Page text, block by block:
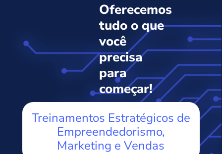
Oferecemos
tudo o que
você
precisa
para
começar!
Treinamentos Estratégicos de
Empreendedorismo,
Marketing e Vendas